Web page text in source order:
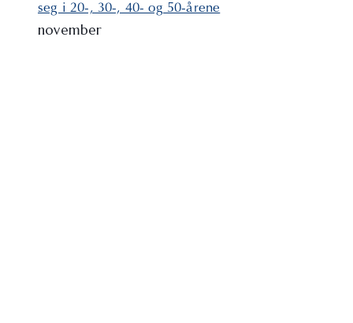
seg i 20-, 30-, 40- og 50-årene
november